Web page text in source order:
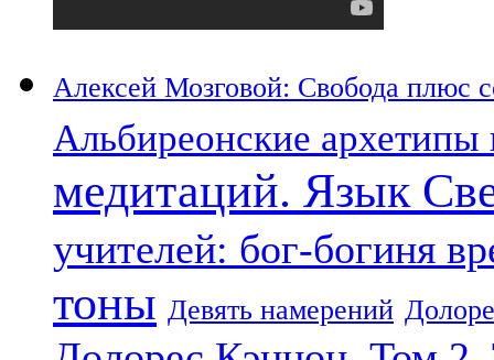
Алексей Мозговой: Свобода плюс
Альбиреонские
медитаций. Язык
учителей: бог-богиня
тоны Девять намерений